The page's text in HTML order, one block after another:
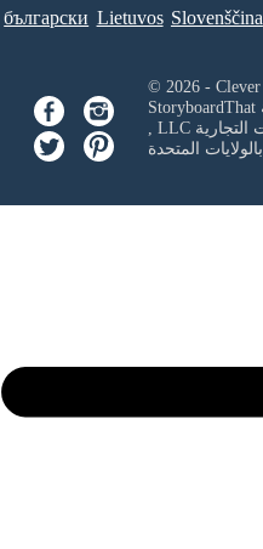
български Lietuvos Slovenščina
, LLCفي مكتب براءات الاختراع والعلامات التجارية
بالولايات المتحدة